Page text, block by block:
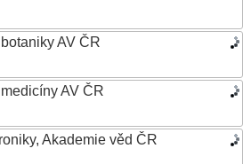
AV ČR
AV ČR
Akademie věd ČR